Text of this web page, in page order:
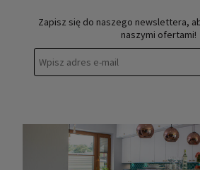
Zapisz się do naszego newslettera,
naszymi ofertami!